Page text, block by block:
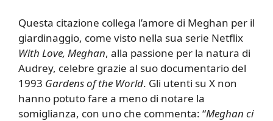
Questa citazione collega l’amore di Meghan per il
giardinaggio, come visto nella sua serie Netflix
With Love, Meghan, alla passione per la natura di
Audrey, celebre grazie al suo documentario del
1993 Gardens of the World. Gli utenti su X non
hanno potuto fare a meno di notare la
somiglianza, con uno che commenta: “Meghan ci